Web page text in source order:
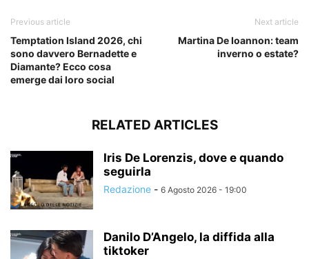
Previous article
Temptation Island 2026, chi
sono davvero Bernadette e
Diamante? Ecco cosa
emerge dai loro social
Next article
Martina De Ioannon: team
inverno o estate?
RELATED ARTICLES
Iris De Lorenzis, dove e quando
seguirla
Redazione - 6 Agosto 2026 - 19:00
Danilo D’Angelo, la diffida alla
tiktoker